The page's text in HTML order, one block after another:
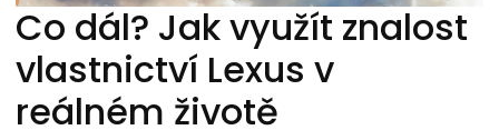
Co dál? Jak využít znalost
vlastnictví Lexus v
reálném životě